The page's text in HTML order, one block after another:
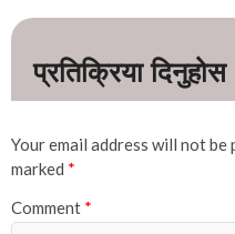
Your email address will not be
marked *
Comment *